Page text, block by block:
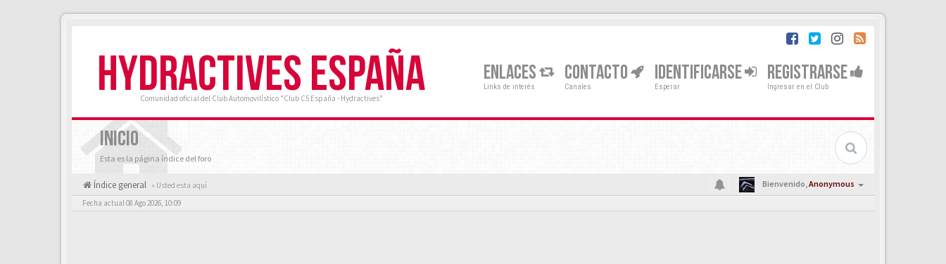
HYDRACTIVES ESPAÑA
Comunidad oficial del Club Automovilístico "Club C5 España - Hydractives"
ENLACES
Links de interés
CONTACTO
Canales
IDENTIFICARSE
Esperar
REGISTRARSE
Ingresar en el Club
INICIO
Esta es la página índice del foro
Índice general « Usted esta aquí Bienvenido,Anonymous
Fecha actual 08 Ago 2026, 10:09